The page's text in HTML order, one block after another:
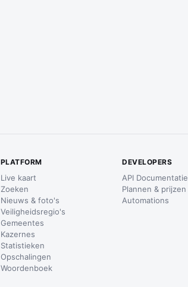
PLATFORM
Live kaart
Zoeken
Nieuws & foto's
Veiligheidsregio's
Gemeentes
Kazernes
Statistieken
Opschalingen
Woordenboek
DEVELOPERS
API Documentatie
Plannen & prijzen
Automations